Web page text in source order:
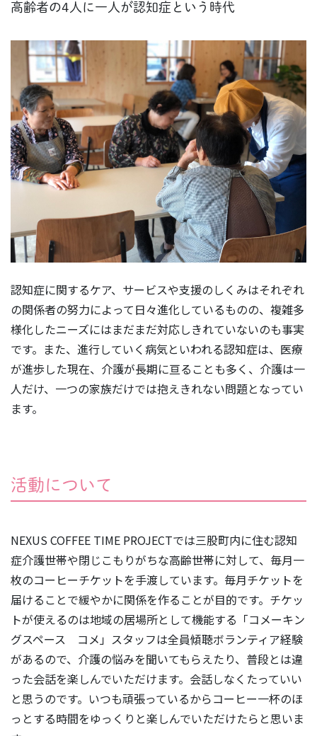
高齢者の4人に一人が認知症という時代
認知症に関するケア、サービスや支援のしくみはそれぞれ
の関係者の努力によって日々進化しているものの、複雑多
様化したニーズにはまだまだ対応しきれていないのも事実
です。また、進行していく病気といわれる認知症は、医療
が進歩した現在、介護が長期に亘ることも多く、介護は一
人だけ、一つの家族だけでは抱えきれない問題となってい
ます。
活動について
NEXUS COFFEE TIME PROJECTでは三股町内に住む認知
症介護世帯や閉じこもりがちな高齢世帯に対して、毎月一
枚のコーヒーチケットを手渡しています。毎月チケットを
届けることで緩やかに関係を作ることが目的です。チケッ
トが使えるのは地域の居場所として機能する「コメーキン
グスペース コメ」スタッフは全員傾聴ボランティア経験
があるので、介護の悩みを聞いてもらえたり、普段とは違
った会話を楽しんでいただけます。会話しなくたっていい
と思うのです。いつも頑張っているからコーヒー一杯のほ
っとする時間をゆっくりと楽しんでいただけたらと思いま